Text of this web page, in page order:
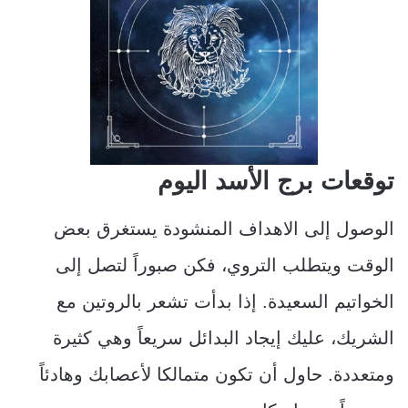
توقعات برج الأسد اليوم
الوصول إلى الاهداف المنشودة يستغرق بعض
الوقت ويتطلب التروي، فكن صبوراً لتصل إلى
الخواتيم السعيدة. إذا بدأت تشعر بالروتين مع
الشريك، عليك إيجاد البدائل سريعاً وهي كثيرة
ومتعددة. حاول أن تكون متمالكا لأعصابك وهادئاً